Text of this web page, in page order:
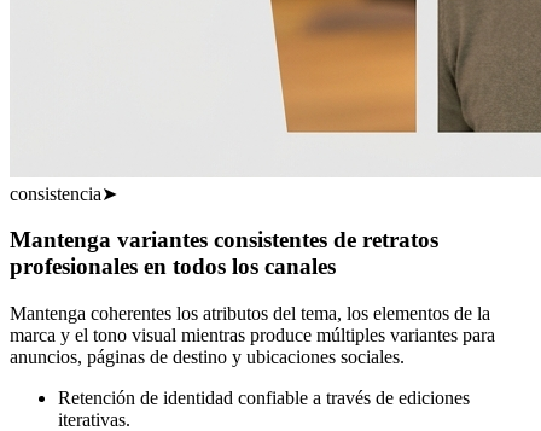
consistencia➤
Mantenga variantes consistentes de retratos
profesionales en todos los canales
Mantenga coherentes los atributos del tema, los elementos de la
marca y el tono visual mientras produce múltiples variantes para
anuncios, páginas de destino y ubicaciones sociales.
Retención de identidad confiable a través de ediciones
iterativas.